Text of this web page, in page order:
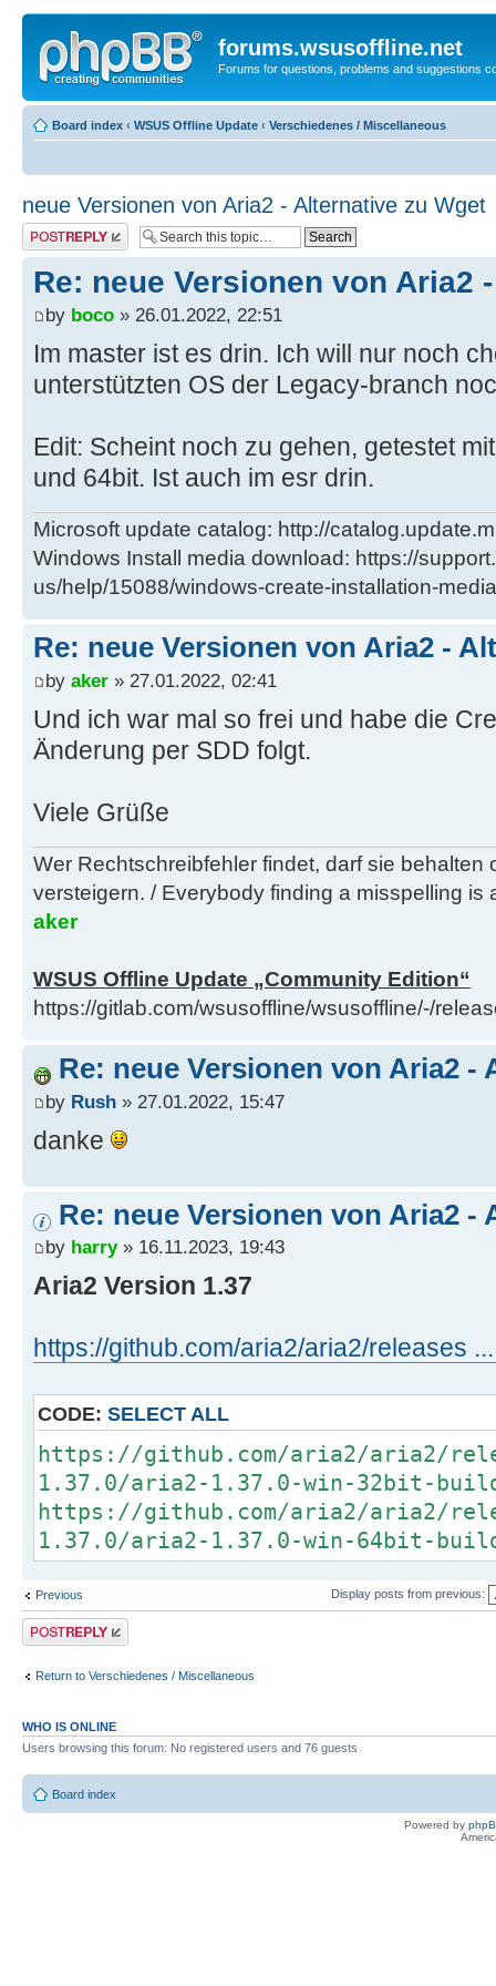
forums.wsusoffline.net
Forums for questions, problems and suggestions
Board index ‹ WSUS Offline Update ‹ Verschiedenes / Miscellaneous
neue Versionen von Aria2 - Alternative zu Wget
Post a reply
Re: neue Versionen von Aria2
by boco » 26.01.2022, 22:51
Im master ist es drin. Ich will nur noch
unterstützten OS der Legacy-branch
Edit: Scheint noch zu gehen, getestet
und 64bit. Ist auch im esr drin.
Microsoft update catalog: http://
Windows Install media download: https://
us/help/15088/windows-create-installation-media
Re: neue Versionen von Aria2 -
by aker » 27.01.2022, 02:41
Und ich war mal so frei und habe die
Änderung per SDD folgt.
Viele Grüße
Wer Rechtschreibfehler findet, darf sie behalten
versteigern. / Everybody finding a misspelling is
aker
WSUS Offline Update „Community Edition“
https://gitlab.com/wsusoffline/wsusoffline/-/
Re: neue Versionen von Aria2 -
by Rush » 27.01.2022, 15:47
danke
Re: neue Versionen von Aria2 -
by harry» 16.11.2023, 19:43
Aria2 Version 1.37
https://github.com/aria2/aria2/releases
CODE: SELECT ALL
https://github.com/aria2/aria2/
1.37.0/aria2-1.37.0-win-32bit-
https://github.com/aria2/aria2/
1.37.0/aria2-1.37.0-win-64bit-
Previous Display posts from previous:
Post a reply
Return to Verschiedenes / Miscellaneous
WHO IS ONLINE
Users browsing this forum: No registered users and 76 guests
Board index
Powered by